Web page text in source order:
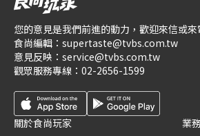
您的意見是我們前進的動力，歡迎來信或來
食尚編輯： supertaste@tvbs.com.tw
意見反映： service@tvbs.com.tw
觀眾服務專線： 02-2656-1599
關於食尚玩家
業